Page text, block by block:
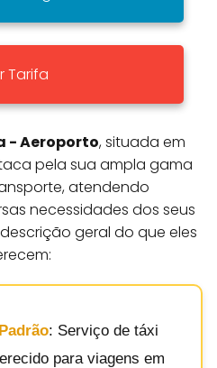
Tarifa
- Aeroporto, situada em
pela sua ampla gama
atendendo
necessidades dos seus
geral do que eles
: Serviço de táxi
para viagens em